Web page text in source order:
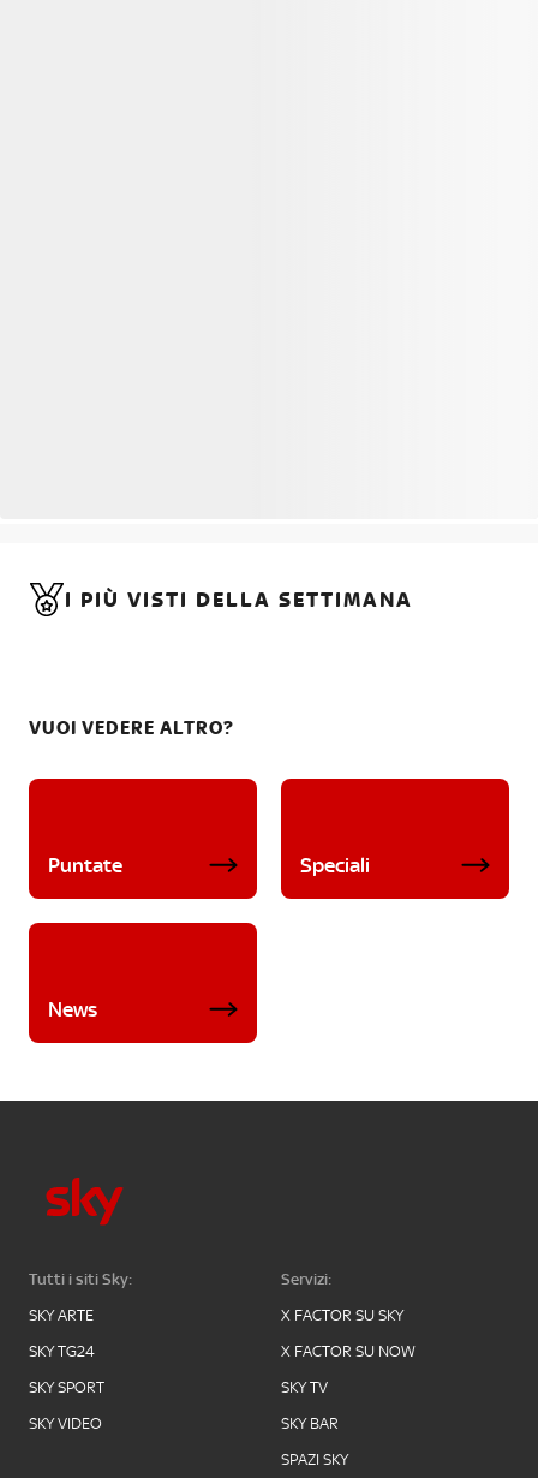
I PIÙ VISTI DELLA SETTIMANA
VUOI VEDERE ALTRO?
Puntate Speciali
News
Tutti i siti Sky:
SKY ARTE
SKY TG24
SKY SPORT
SKY VIDEO
Servizi:
X FACTOR SU SKY
X FACTOR SU NOW
SKY TV
SKY BAR
SPAZI SKY